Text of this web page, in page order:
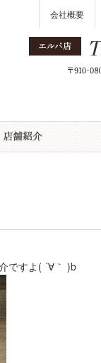
会社概要
ですよ( ´∀｀ )b